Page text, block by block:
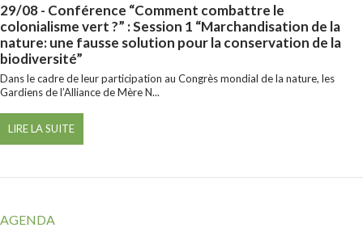
29/08- Conférence “Comment combattre le
colonialisme vert ?” : Session 1 “Marchandisation de la
nature: une fausse solution pour la conservation de la
biodiversité”
Dans le cadre de leur participation au Congrès mondial de la nature, les
Gardiens de l’Alliance de Mère N...
LIRE LA SUITE
AGENDA